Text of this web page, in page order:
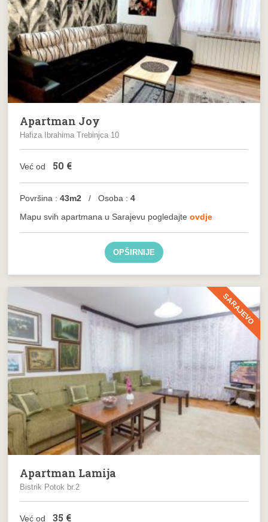
Apartman Joy
Hafiza Ibrahima Trebinjca 10
Već od 50 €
Površina :43m2 / Osoba :4
Mapu svih apartmana u Sarajevu pogledajteovdje
OPŠIRNIJE
SARAJEVO
Apartman Lamija
Bistrik Potok br.2
Već od 35 €